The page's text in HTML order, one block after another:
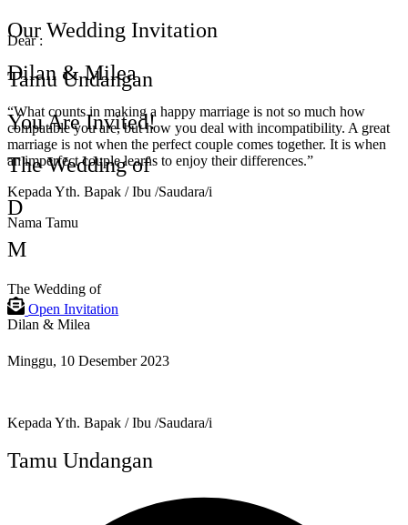
Dear :
Tamu Undangan
You Are Invited!
The Wedding of
D
M
Open Invitation
Our Wedding Invitation
Dilan & Milea
“What counts in making a happy marriage is not so much how
compatible you are, but how you deal with incompatibility. A great
marriage is not when the perfect couple comes together. It is when
an imperfect couple learns to enjoy their differences.”
Kepada Yth. Bapak / Ibu /Saudara/i
Nama Tamu
The Wedding of
Dilan & Milea
Minggu, 10 Desember 2023
Kepada Yth. Bapak / Ibu /Saudara/i
Tamu Undangan